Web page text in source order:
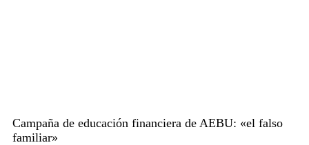
Campaña de educación financiera de AEBU: «el falso
familiar»